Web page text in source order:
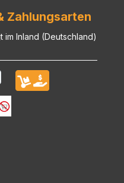
Zahlungsarten
Inland (Deutschland)